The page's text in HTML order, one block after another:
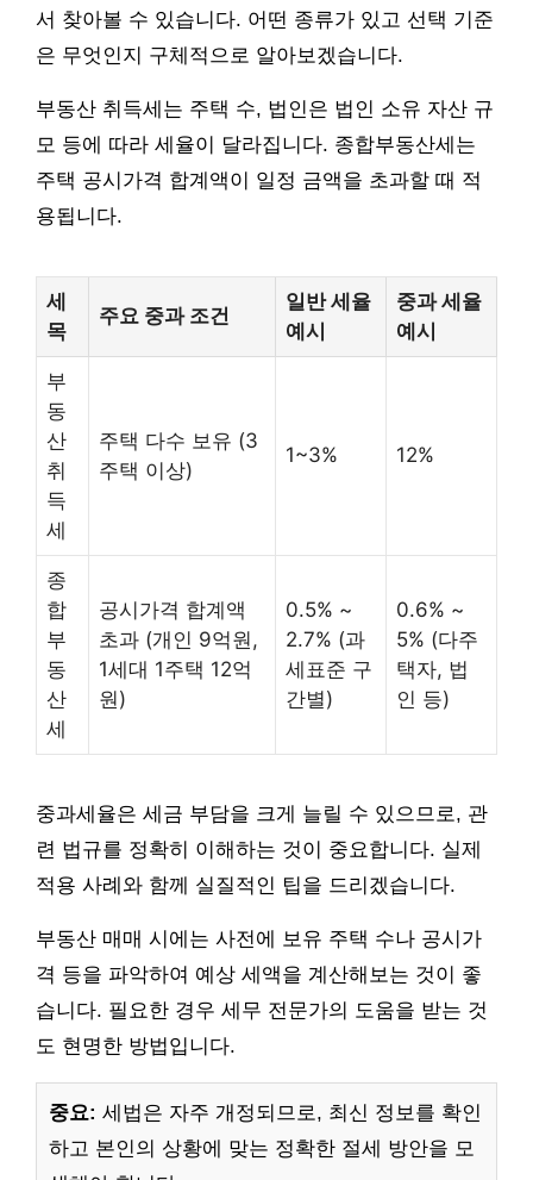
서 찾아볼 수 있습니다. 어떤 종류가 있고 선택 기준
은 무엇인지 구체적으로 알아보겠습니다.
부동산 취득세는 주택 수, 법인은 법인 소유 자산 규
모 등에 따라 세율이 달라집니다. 종합부동산세는
주택 공시가격 합계액이 일정 금액을 초과할 때 적
용됩니다.
세
목
주요 중과 조건
일반 세율
예시
중과 세율
예시
부
동
산
취
득
세
주택 다수 보유 (3
주택 이상)
1~3% 12%
종
합
부
동
산
세
공시가격 합계액
초과 (개인 9억원,
1세대 1주택 12억
원)
0.5% ~
2.7% (과
세표준 구
간별)
0.6% ~
5% (다주
택자, 법
인 등)
중과세율은 세금 부담을 크게 늘릴 수 있으므로, 관
련 법규를 정확히 이해하는 것이 중요합니다. 실제
적용 사례와 함께 실질적인 팁을 드리겠습니다.
부동산 매매 시에는 사전에 보유 주택 수나 공시가
격 등을 파악하여 예상 세액을 계산해보는 것이 좋
습니다. 필요한 경우 세무 전문가의 도움을 받는 것
도 현명한 방법입니다.
중요: 세법은 자주 개정되므로, 최신 정보를 확인
하고 본인의 상황에 맞는 정확한 절세 방안을 모